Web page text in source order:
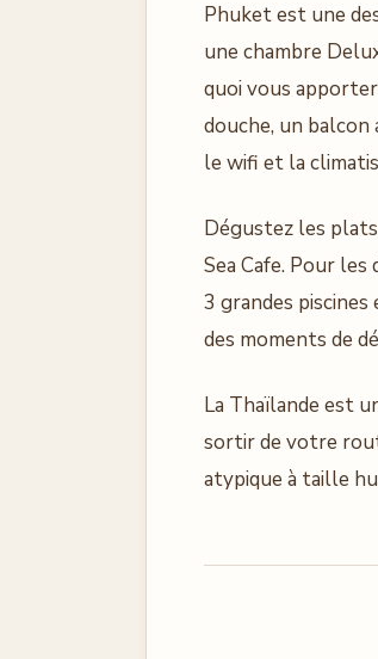
Phuket est une
une chambre
quoi vous
douche, un
le wifi et la
Dégustez les
Sea Cafe. Pour
3 grandes
des moments de
La Thaïlande est
sortir de votre
atypique à taille